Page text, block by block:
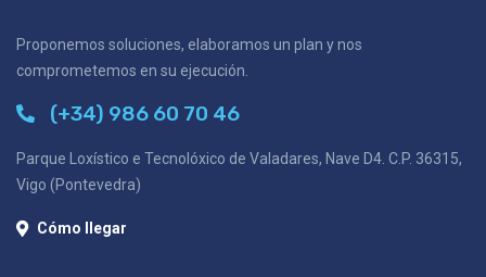
Proponemos soluciones, elaboramos un plan y nos
comprometemos en su ejecución.
(+34) 986 60 70 46
Parque Loxístico e Tecnolóxico de Valadares, Nave D4. C.P. 36315,
Vigo (Pontevedra)
Cómo llegar